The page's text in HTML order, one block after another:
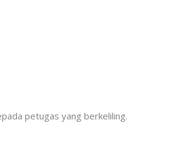
petugas yang berkeliling.